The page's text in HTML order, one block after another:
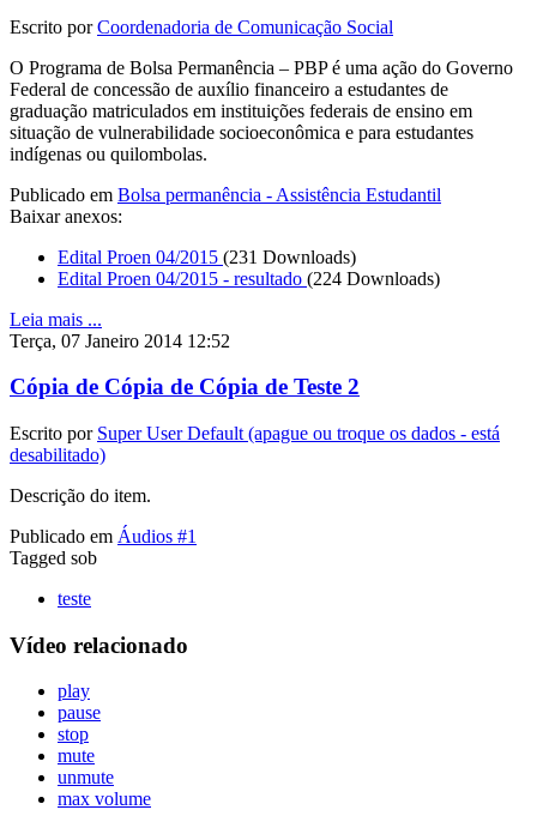
Escrito porCoordenadoria de Comunicação Social
O Programa de Bolsa Permanência – PBP é uma ação do Governo
Federal de concessão de auxílio financeiro a estudantes de
graduação matriculados em instituições federais de ensino em
situação de vulnerabilidade socioeconômica e para estudantes
indígenas ou quilombolas.
Publicado em Bolsa permanência - Assistência Estudantil
Baixar anexos:
Edital Proen 04/2015 (231 Downloads)
Edital Proen 04/2015 - resultado (224 Downloads)
Leia mais ...
Terça, 07 Janeiro 2014 12:52
Cópia de Cópia de Cópia de Teste 2
Escrito por Super User Default (apague ou troque os dados - está
desabilitado)
Descrição do item.
Publicado em Áudios #1
Tagged sob
teste
Vídeo relacionado
play
pause
stop
mute
unmute
max volume